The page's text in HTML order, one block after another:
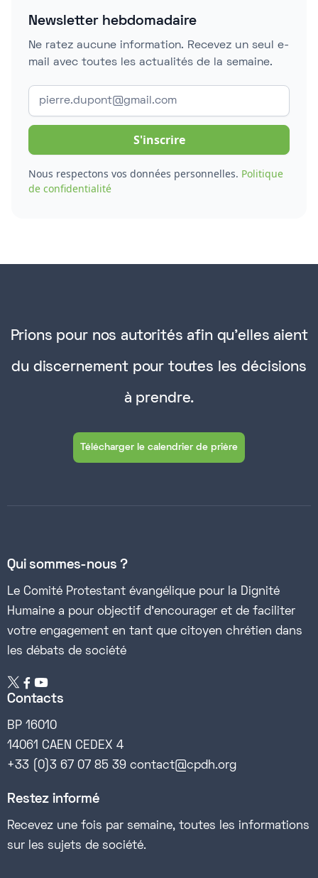
Newsletter hebdomadaire
Ne ratez aucune information. Recevez un seul e-
mail avec toutes les actualités de la semaine.
Nous respectons vos données personnelles. Politique
de confidentialité
Prions pour nos autorités afin qu'elles aient
du discernement pour toutes les décisions
à prendre.
Télécharger le calendrier de prière
Qui sommes-nous ?
Le Comité Protestant évangélique pour la Dignité
Humaine a pour objectif d’encourager et de faciliter
votre engagement en tant que citoyen chrétien dans
les débats de société
 
Contacts
BP 16010
14061 CAEN CEDEX 4
+33 (0)3 67 07 85 39 contact@cpdh.org
Restez informé
Recevez une fois par semaine, toutes les informations
sur les sujets de société.